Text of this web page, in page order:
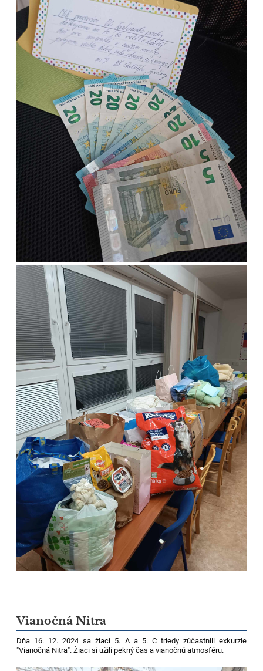
Vianočná Nitra
Dňa 16. 12. 2024 sa žiaci 5. A a 5. C triedy zúčastnili exkurzie
"Vianočná Nitra". Žiaci si užili pekný čas a vianočnú atmosféru.